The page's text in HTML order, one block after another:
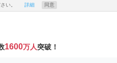
い。 詳細 同意
1600万人突破！